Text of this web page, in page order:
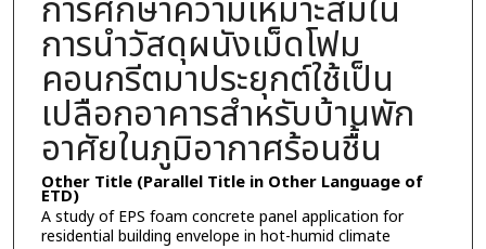
การศึกษาความเหมาะสมใน
การนำวัสดุผนังเม็ดโฟม
คอนกรีตมาประยุกต์ใช้เป็น
เปลือกอาคารสำหรับบ้านพัก
อาศัยในภูมิอากาศร้อนชื้น
Other Title (Parallel Title in Other Language of
ETD)
A study of EPS foam concrete panel application for
residential building envelope in hot-humid climate